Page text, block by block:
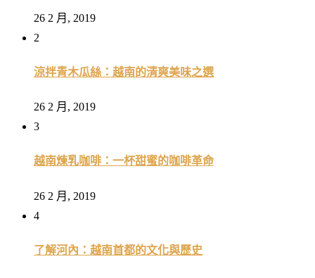
26 2 月, 2019
2
涼拌青木瓜絲：越南的清爽美味之選
26 2 月, 2019
3
越南煉乳咖啡：一杯甜蜜的咖啡革命
26 2 月, 2019
4
了解河內：越南首都的文化與歷史